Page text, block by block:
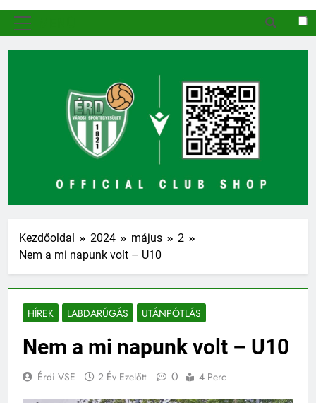
Kezdőoldal 2024 május
2
Nem a mi napunk volt – U10
HÍREK LABDARÚGÁS UTÁNPÓTLÁS
Nem a mi napunk volt – U10
Érdi VSE 2 Év Ezelőtt 0 4 Perc